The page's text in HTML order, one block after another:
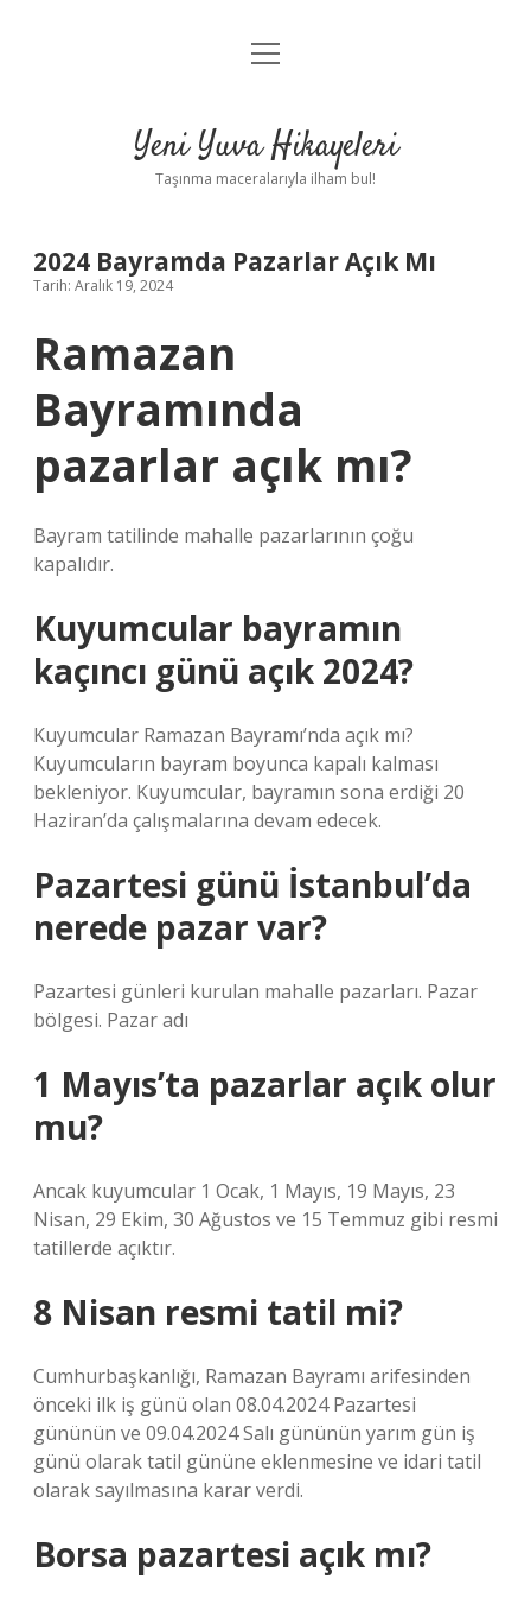
Anasayfa
Yasal Uyarı
menüyü
Yeni Yuva Hikayeleri
Taşınma maceralarıyla ilham bul!
2024 Bayramda Pazarlar Açık Mı
Tarih: Aralık 19, 2024
Ramazan
Bayramında
pazarlar açık mı?
Bayram tatilinde mahalle pazarlarının çoğu
kapalıdır.
Kuyumcular bayramın
kaçıncı günü açık 2024?
Kuyumcular Ramazan Bayramı’nda açık mı?
Kuyumcuların bayram boyunca kapalı kalması
bekleniyor. Kuyumcular, bayramın sona erdiği 20
Haziran’da çalışmalarına devam edecek.
Pazartesi günü İstanbul’da
nerede pazar var?
Pazartesi günleri kurulan mahalle pazarları. Pazar
bölgesi. Pazar adı
1 Mayıs’ta pazarlar açık olur
mu?
Ancak kuyumcular 1 Ocak, 1 Mayıs, 19 Mayıs, 23
Nisan, 29 Ekim, 30 Ağustos ve 15 Temmuz gibi resmi
tatillerde açıktır.
8 Nisan resmi tatil mi?
Cumhurbaşkanlığı, Ramazan Bayramı arifesinden
önceki ilk iş günü olan 08.04.2024 Pazartesi
gününün ve 09.04.2024 Salı gününün yarım gün iş
günü olarak tatil gününe eklenmesine ve idari tatil
olarak sayılmasına karar verdi.
Borsa pazartesi açık mı?